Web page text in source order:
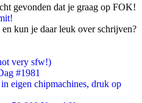
gevonden dat je graag op FOK!
kun je daar leuk over schrijven?
very sfw!)
#1981
eigen chipmachines, druk op